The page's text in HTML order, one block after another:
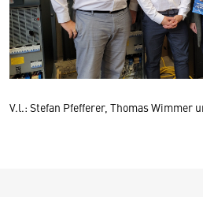
V.l.: Stefan Pfefferer, Thomas Wimmer